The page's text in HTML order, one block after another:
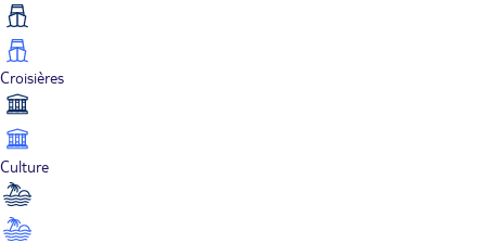
Croisières
Culture